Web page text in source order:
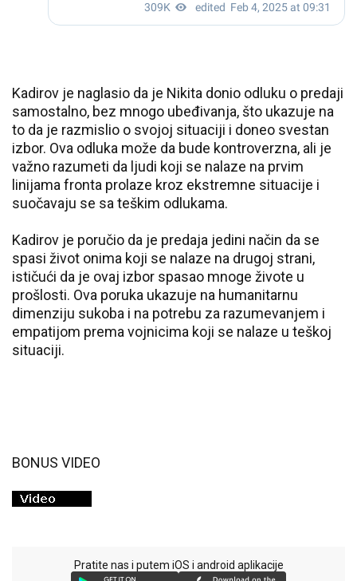
Kadirov je naglasio da je Nikita donio odluku o predaji
samostalno, bez mnogo ubeđivanja, što ukazuje na
to da je razmislio o svojoj situaciji i doneo svestan
izbor. Ova odluka može da bude kontroverzna, ali je
važno razumeti da ljudi koji se nalaze na prvim
linijama fronta prolaze kroz ekstremne situacije i
suočavaju se sa teškim odlukama.
Kadirov je poručio da je predaja jedini način da se
spasi život onima koji se nalaze na drugoj strani,
ističući da je ovaj izbor spasao mnoge živote u
prošlosti. Ova poruka ukazuje na humanitarnu
dimenziju sukoba i na potrebu za razumevanjem i
empatijom prema vojnicima koji se nalaze u teškoj
situaciji.
BONUS VIDEO
Pratite nas i putem iOS i android aplikacije